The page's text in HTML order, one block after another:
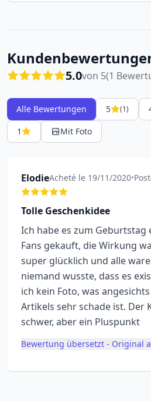
5.0von 5(1
Alle Bewertungen 5 (1)
1
Mit Foto
ElodieAcheté le 19/11/2020•
Tolle Geschenkidee
Ich habe es zum Geburtstag
Fans gekauft, die Wirkung
super glücklich und alle
niemand wusste, dass es
ich kein Foto, was
Artikels sehr schade ist. Der
schwer, aber ein Pluspunkt
Bewertung übersetzt - Original